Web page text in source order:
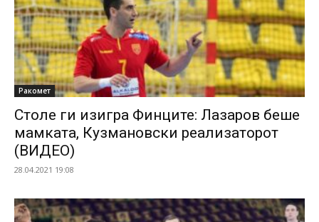
Ракомет
Столе ги изигра Финците: Лазаров беше
мамката, Кузмановски реализаторот
(ВИДЕО)
28.04.2021 19:08